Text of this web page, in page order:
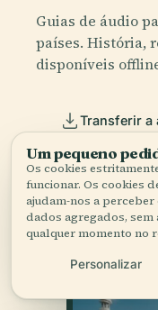
Guias de áudio
países. História,
disponíveis
Transferir a
Junte-se a
Um pequeno
Os cookies
funcionar. Os cookies
ajudam-nos a
dados agregados, sem
qualquer momento no
Personalizar